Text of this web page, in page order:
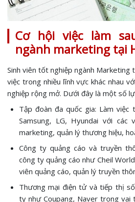
Cơ hội việc làm
ngành marketing tại
Sinh viên tốt nghiệp ngành Marketing
việc trong nhiều lĩnh vực khác nhau
nghiệp rộng mở. Dưới đây là một số
Tập đoàn đa quốc gia: Làm việc
Samsung, LG, Hyundai với
marketing, quản lý thương hiệu,
Công ty quảng cáo và truyền
công ty quảng cáo như Cheil
viên quảng cáo, quản lý truyền
Thương mại điện tử và tiếp thị
ty như Coupang, Naver trong vai